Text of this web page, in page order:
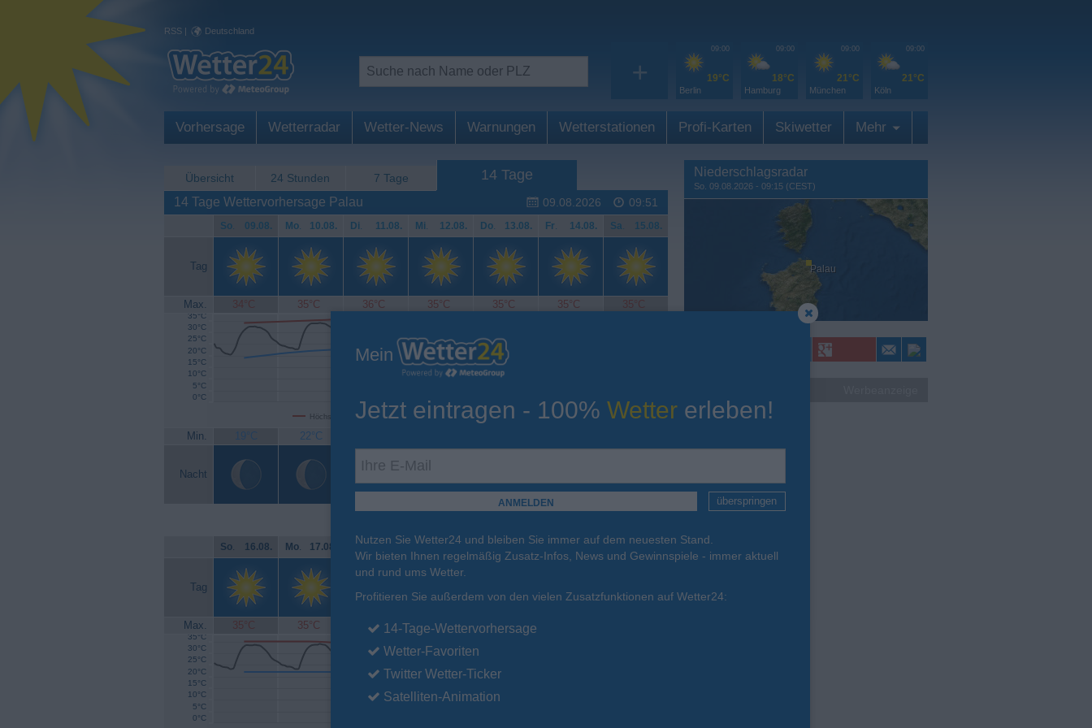
RSS | Deutschland
+
09:00
19°C
Berlin
09:00
18°C
Hamburg
09:00
21°C
München
09:00
21°C
Köln
Vorhersage Wetterradar Wetter-News Warnungen Wetterstationen Profi-Karten Skiwetter Mehr
Übersicht 24 Stunden 7 Tage 14 Tage
09.08.2026 09:51
14 Tage Wettervorhersage Palau
So. 09.08. Mo. 10.08. Di. 11.08. Mi. 12.08. Do. 13.08. Fr. 14.08. Sa. 15.08.
Tag
Max. 34°C 35°C 36°C 35°C 35°C 35°C 35°C
Höchsttemperatur Tiefsttemperatur Aktuelle Temperatur
0°C
5°C
10°C
15°C
20°C
25°C
30°C
35°C
Min. 19°C 22°C
Nacht
So. 16.08. Mo. 17.08. Di . 18.08. Mi . 19.08. Do . 20.08. Fr. 21.08. Sa. 22.08.
Tag
Max. 35°C 35°C 33°C 32°C 32°C
0°C
5°C
10°C
15°C
20°C
25°C
30°C
35°C
Niederschlagsradar
So. 09.08.2026 - 09:15 (CEST)
Palau
Mein
Jetzt eintragen - 100% Wetter erleben!
überspringen
Nutzen Sie Wetter24 und bleiben Sie immer auf dem neuesten Stand.
Wir bieten Ihnen regelmäßig Zusatz-Infos, News und Gewinnspiele - immer aktuell
und rund ums Wetter.
Profitieren Sie außerdem von den vielen Zusatzfunktionen auf Wetter24:
14-Tage-Wettervorhersage
Wetter-Favoriten
Twitter Wetter-Ticker
Satelliten-Animation